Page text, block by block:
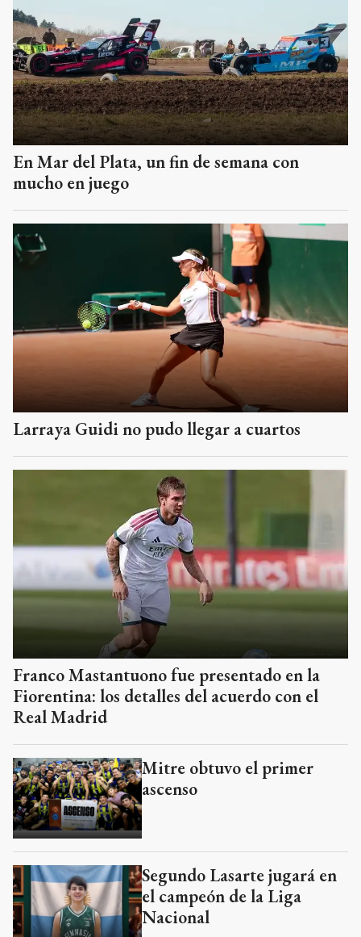
En Mar del Plata, un fin de semana con
mucho en juego
Larraya Guidi no pudo llegar a cuartos
Franco Mastantuono fue presentado en la
Fiorentina: los detalles del acuerdo con el
Real Madrid
Mitre obtuvo el primer
ascenso
Segundo Lasarte jugará en
el campeón de la Liga
Nacional